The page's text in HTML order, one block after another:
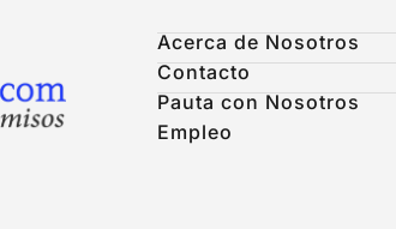
Acerca de Nosotros
Contacto
Pauta con Nosotros
Empleo